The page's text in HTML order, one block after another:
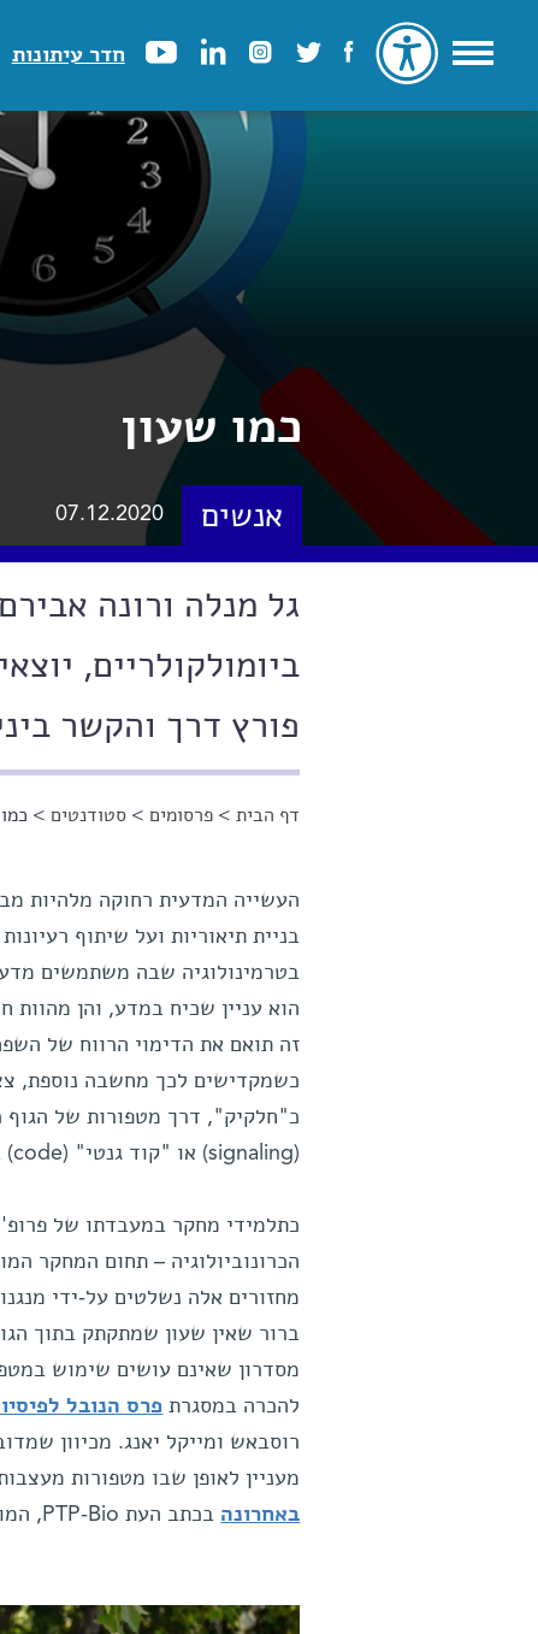
חדר עיתונות
כמו שעון
אנשים 07.12.2020
גל מנלה ורונה
ביומולקולריים,
פורץ דרך והקשר
הינך נמצא כאן
דף הבית >פרסומים >סטודנטים >
העשייה המדעית רחוקה מלהיות
בניית תיאוריות ועל שיתוף
בטרמינולוגיה שבה משתמשים
הוא עניין שכיח במדע, והן
זה תואם את הדימוי הרווח של
כשמקדישים לכך מחשבה נוספת,
כ"חלקיק", דרך מטפורות של
(signaling) או "קוד גנטי" (code) בביולוגיה מולקולרית.
כתלמידי מחקר במעבדתו של פרופ'
מחזורים אלה נשלטים על-ידי
ברור שאין שעון שמתקתק בתוך
מסדרון שאינם עושים שימוש
להכרה במסגרת פרס הנובל
רוסבאש ומייקל יאנג. מכיוון
מעניין לאופן שבו מטפורות
באחרונה בכתב העת PTP-Bio, המוקדש לפילוסופיה של הביולוגיה.